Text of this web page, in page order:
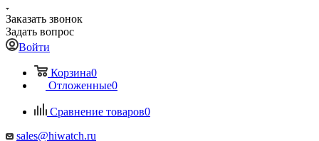
Заказать звонок
Задать вопрос
Войти
Корзина0
Отложенные0
Сравнение товаров0
sales@hiwatch.ru